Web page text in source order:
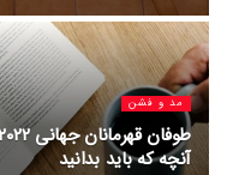
مد و فشن
آنچه که باید بدانید